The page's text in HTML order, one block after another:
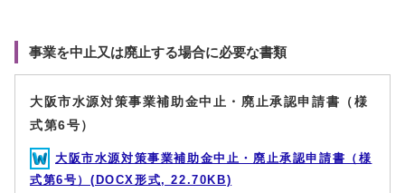
事業を中止又は廃止する場合に必要な書類
大阪市水源対策事業補助金中止・廃止承認申請書（様
式第6号）
大阪市水源対策事業補助金中止・廃止承認申請書（様
式第6号）(DOCX形式, 22.70KB)